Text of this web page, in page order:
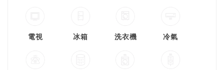
電視 冰箱 洗衣機 冷氣